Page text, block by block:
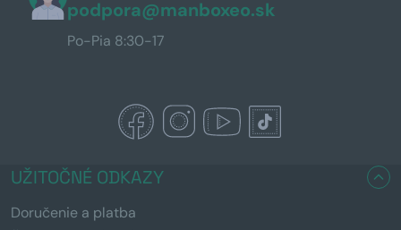
podpora@manboxeo.sk
Po-Pia 8:30-17
UŽITOČNÉ ODKAZY
Doručenie a platba